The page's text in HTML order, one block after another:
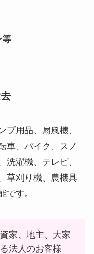
等
プ用品、扇風機、
車、バイク、スノ
洗濯機、テレビ、
草刈り機、農機具
です。
家、地主、大家
法人のお客様